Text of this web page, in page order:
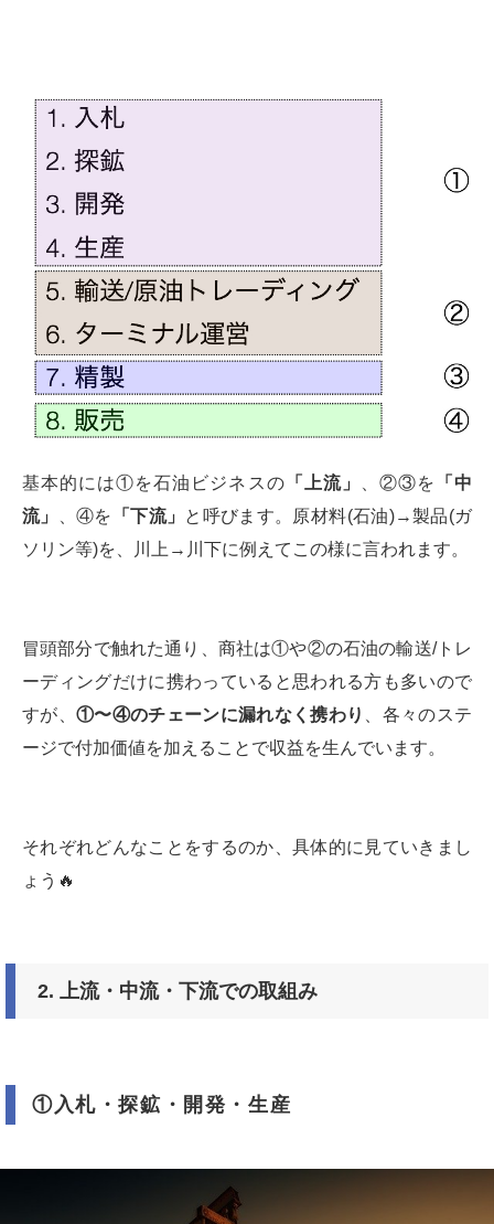
基本的には①を石油ビジネスの 「上流」 、②③を
「中
流」
、④を 「下流」
と呼びます。原材料(石油)→製品(ガ
ソリン等)を、川上→川下に例えてこの様に言われます。
冒頭部分で触れた通り、商社は①や②の石油の輸送/トレ
ーディングだけに携わっていると思われる方も多いので
すが、 ①〜④のチェーンに漏れなく携わり
、各々のステ
ージで付加価値を加えることで収益を生んでいます。
それぞれどんなことをするのか、具体的に見ていきまし
ょう🔥
2. 上流・中流・下流での取組み
①入札・探鉱・開発・生産